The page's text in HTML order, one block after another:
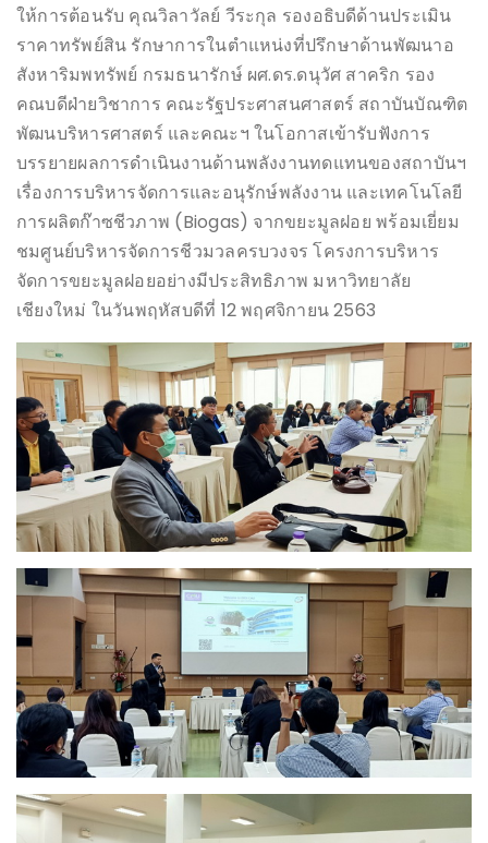
ให้การต้อนรับ คุณวิลาวัลย์ วีระกุล รองอธิบดีด้านประเมิน
ราคาทรัพย์สิน รักษาการในตำแหน่งที่ปรึกษาด้านพัฒนาอ
สังหาริมพทรัพย์ กรมธนารักษ์ ผศ.ดร.ดนุวัศ สาคริก รอง
คณบดีฝ่ายวิชาการ คณะรัฐประศาสนศาสตร์ สถาบันบัณฑิต
พัฒนบริหารศาสตร์ และคณะฯ ในโอกาสเข้ารับฟังการ
บรรยายผลการดำเนินงานด้านพลังงานทดแทนของสถาบันฯ
เรื่องการบริหารจัดการและอนุรักษ์พลังงาน และเทคโนโลยี
การผลิตก๊าซชีวภาพ (Biogas) จากขยะมูลฝอย พร้อมเยี่ยม
ชมศูนย์บริหารจัดการชีวมวลครบวงจร โครงการบริหาร
จัดการขยะมูลฝอยอย่างมีประสิทธิภาพ มหาวิทยาลัย
เชียงใหม่ ในวันพฤหัสบดีที่ 12 พฤศจิกายน 2563